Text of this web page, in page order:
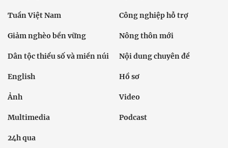
Tuần Việt Nam Công nghiệp hỗ trợ
Giảm nghèo bền vững Nông thôn mới
Dân tộc thiểu số và miền núi Nội dung chuyên đề
English Hồ sơ
Ảnh Video
Multimedia Podcast
24h qua